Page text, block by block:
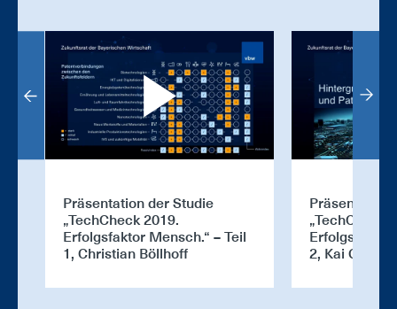
Präsentation der Studie
„TechCheck 2019.
Erfolgsfaktor Mensch.“ – Teil
1, Christian Böllhoff
Präsentation
„TechCheck
Erfolgsfaktor
2, Kai